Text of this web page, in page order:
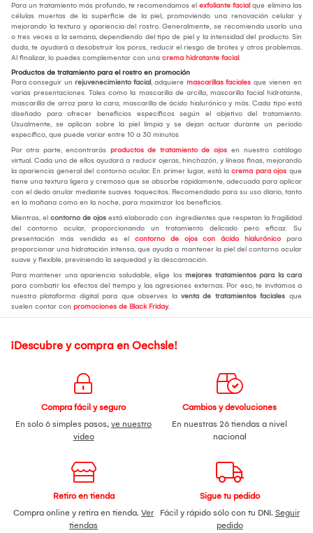
Para un tratamiento más profundo, te recomendamos el exfoliante facial que elimina las
células muertas de la superficie de la piel, promoviendo una renovación celular y
mejorando la textura y apariencia del rostro. Generalmente, se recomienda usarlo una
o tres veces a la semana, dependiendo del tipo de piel y la intensidad del producto. Sin
duda, te ayudará a desobstruir los poros, reducir el riesgo de brotes y otros problemas.
Al finalizar, lo puedes complementar con una crema hidratante facial.
Productos de tratamiento para el rostro en promoción
Para conseguir un rejuvenecimiento facial, adquiere mascarillas faciales que vienen en
varias presentaciones. Tales como la mascarilla de arcilla, mascarilla facial hidratante,
mascarilla de arroz para la cara, mascarilla de ácido hialurónico y más. Cada tipo está
diseñado para ofrecer beneficios específicos según el objetivo del tratamiento.
Usualmente, se aplican sobre la piel limpia y se dejan actuar durante un período
específico, que puede variar entre 10 a 30 minutos
Por otra parte, encontrarás productos de tratamiento de ojos en nuestro catálogo
virtual. Cada uno de ellos ayudará a reducir ojeras, hinchazón, y líneas finas, mejorando
la apariencia general del contorno ocular. En primer lugar, está la crema para ojos que
tiene una textura ligera y cremosa que se absorbe rápidamente, adecuada para aplicar
con el dedo anular mediante suaves toquecitos. Recomendado para su uso diario, tanto
en la mañana como en la noche, para maximizar los beneficios.
Mientras, el contorno de ojos está elaborado con ingredientes que respetan la fragilidad
del contorno ocular, proporcionando un tratamiento delicado pero eficaz. Su
presentación más vendida es el contorno de ojos con ácido hialurónico para
proporcionar una hidratación intensa, que ayuda a mantener la piel del contorno ocular
suave y flexible, previniendo la sequedad y la descamación.
Para mantener una apariencia saludable, elige los mejores tratamientos para la cara
para combatir los efectos del tiempo y las agresiones externas. Por eso, te invitamos a
nuestra plataforma digital para que observes la venta de tratamientos faciales que
suelen contar con promociones de Black Friday.
¡Descubre y compra en Oechsle!
Compra fácil y seguro
En solo 6 simples pasos, ve nuestro
video
Cambios y devoluciones
En nuestras 26 tiendas a nivel
nacional
Retiro en tienda
Compra online y retira en tienda. Ver
tiendas
Sigue tu pedido
Fácil y rápido sólo con tu DNI. Seguir
pedido